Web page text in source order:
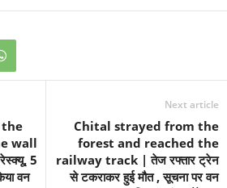
the
wall
5
वन
Next article
Chital strayed from the
forest and reached the
railway track | तेज रफ्तार ट्रेन
से टकराकर हुई मौत , सूचना पर वन